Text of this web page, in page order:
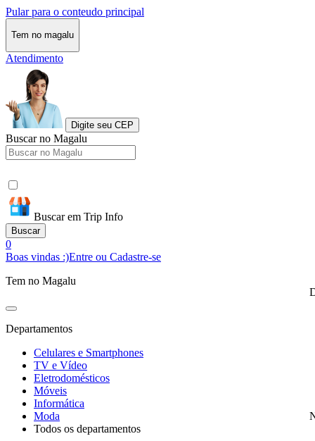
Pular para o conteudo principal
Tem no magalu
Atendimento
Digite seu CEP
Buscar no Magalu
Buscar em Trip Info
Buscar
0
Boas vindas :)Entre ou Cadastre-se
Tem no Magalu
Departamentos
Celulares e Smartphones
TV e Vídeo
Eletrodomésticos
Móveis
Informática
Moda
Todos os departamentos